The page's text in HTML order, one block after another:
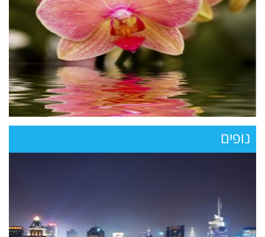
נופים